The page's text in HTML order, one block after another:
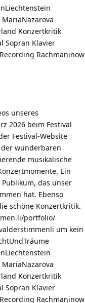
unseres
2026 beim Festival
Festival-Website
wunderbaren
musikalische
Ein
das unser
hat. Ebenso
schöne Konzertkritik.
portfolio/
um kein
Konzertkritik
Sopran Klavier
Rachmaninow